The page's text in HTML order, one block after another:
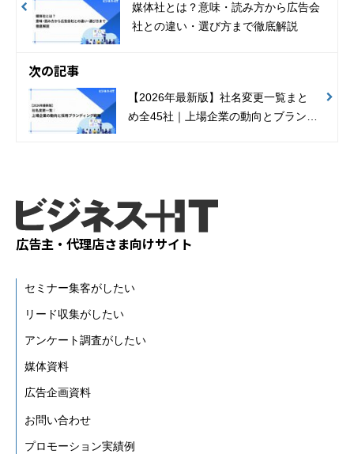
媒体社とは？意味・読み方から広告会
社との違い・選び方まで徹底解説
次の記事
【2026年最新版】社名変更一覧まと
め全45社｜上場企業の動向とブランデ
広告主・代理店さま向けサイト
セミナー集客がしたい
リード収集がしたい
アンケート調査がしたい
媒体資料
広告企画資料
お問い合わせ
プロモーション実績例